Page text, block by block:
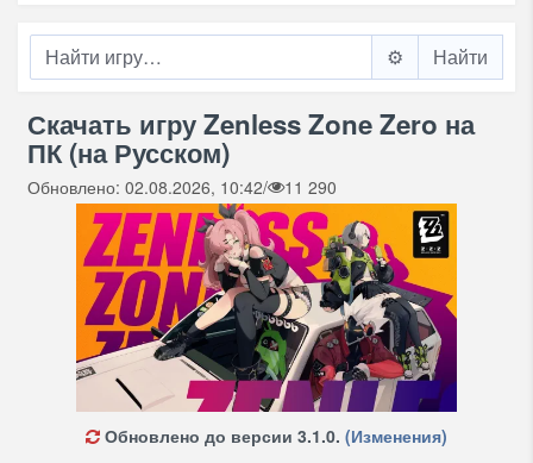
⚙️
Скачать игру Zenless Zone Zero на
ПК (на Русском)
Обновлено: 02.08.2026, 10:42/ 11 290
Обновлено до версии 3.1.0. (Изменения)